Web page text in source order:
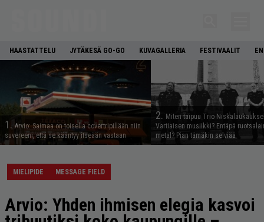
HAASTATTELU JYTÄKESÄ GO-GO KUVAGALLERIA FESTIVAALIT
1. Arvio: Saimaa on toisella covertripillään niin
suvereeni, että se kääntyy itseään vastaan
2. Miten taipuu Trio
Vartiaisen musiikki? Entäpä
metal? Pian tämäkin selviää
MIELIPIDE MESSAGE FIELD
Arvio: Yhden ihmisen elegia kasvoi